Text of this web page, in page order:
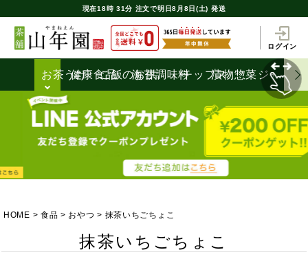
現在18時 31分 注文で明日8月8日(土) 発送
ログイン
お茶うけ健康食品ご飯のお供
海苔調味料チップス
漬物惣菜 ジャム
HOME 食品 おやつ 抹茶いちごちょこ
抹茶いちごちょこ